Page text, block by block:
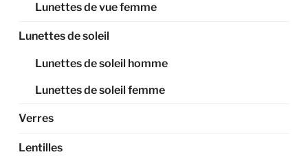
Lunettes de vue femme
Lunettes de soleil
Lunettes de soleil homme
Lunettes de soleil femme
Verres
Lentilles